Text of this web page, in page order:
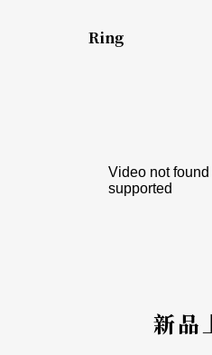
Ring
新品